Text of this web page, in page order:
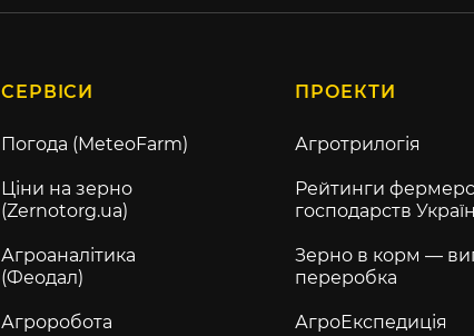
СЕРВІСИ
Погода (MeteoFarm)
Ціни на зерно
(Zernotorg.ua)
Агроаналітика
(Феодал)
Агроробота
ПРОЕКТИ
Агротрилогія
Рейтинги
господарств
Зерно в корм —
переробка
АгроЕкспедиція